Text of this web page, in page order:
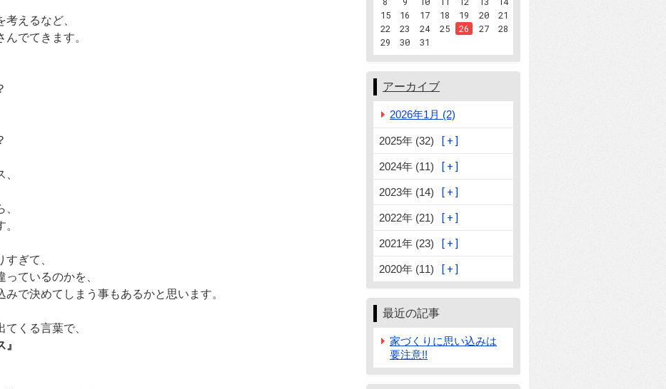
えるなど、
でてきます。
ぎて、
ているのかを、
で決めてしまう事もあるかと思います。
くる言葉で、
15
16 17 18 19 20
21
22
23 24 25 26 27
28
29
30 31
アーカイブ
2026年1月 (2)
2025年 (32)
2024年 (11)
2023年 (14)
2022年 (21)
2021年 (23)
2020年 (11)
最近の記事
家づくりに思い込みは
要注意!!